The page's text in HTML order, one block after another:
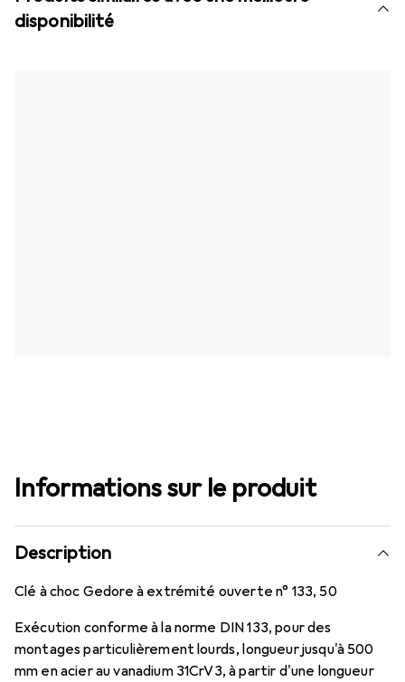
disponibilité
Informations sur le produit
Description
Clé à choc Gedore à extrémité ouverte n° 133, 50
Exécution conforme à la norme DIN 133, pour des
montages particulièrement lourds, longueur jusqu'à 500
mm en acier au vanadium 31CrV3, à partir d'une longueur